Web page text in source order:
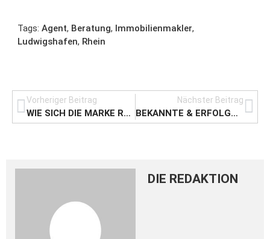
Tags: Agent, Beratung, Immobilienmakler,
Ludwigshafen, Rhein
Vorheriger Beitrag
WIE SICH DIE MARKE REIMA MIT KINDERBEKLEIDUNG VOM WETTBEWERB ABHEBT
Nächster Beitrag
BEKANNTE & ERFOLGREICHE GEDÄCHTNISTRAINER IN DEUTSCHLAND 2021
DIE REDAKTION